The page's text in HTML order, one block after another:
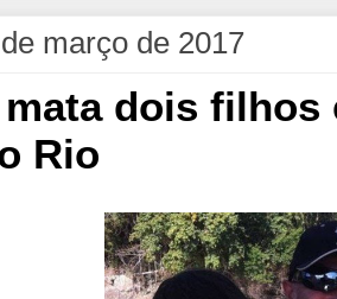
março de 2017
mata dois
Rio